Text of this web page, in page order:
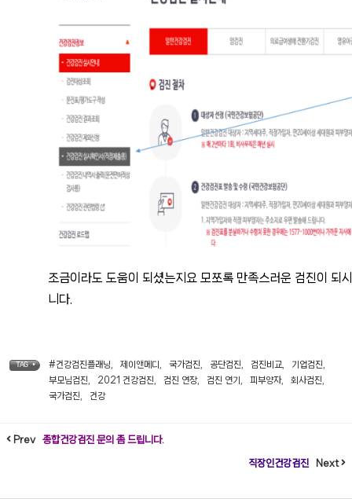
조금이라도 도움이 되셨는지요 모쪼록 만족스러운 검진이 되
니다.
TAG • #건강검진플래닝 제이앤메디 국가검진 공단검진 검진비교 기업검진
부모님검진
2021 건강검진 검진 연장, 검진 연기 피부양자, 회사검진
국가검진
건강
Prev 종합건강검진 문의 좀 드립니다.
직장인건강검진 Next